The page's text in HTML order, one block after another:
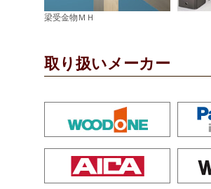
梁受金物ＭＨ
取り扱いメーカー